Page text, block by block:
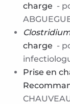
charge -
charge -
Prise en